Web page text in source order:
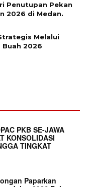
Penutupan Pekan
2026 di Medan.
Melalui
Buah 2026
PKB SE-JAWA
KONSOLIDASI
TINGKAT
Paparkan